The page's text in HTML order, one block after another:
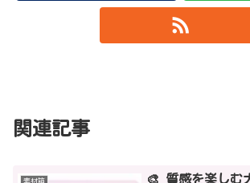
関連記事
素材箱
🎨 質感を楽しむ